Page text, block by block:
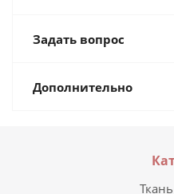
Задать вопрос
Дополнительно